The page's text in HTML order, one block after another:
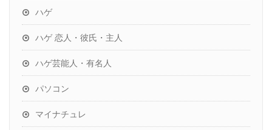
ハゲ
ハゲ 恋人・彼氏・主人
ハゲ芸能人・有名人
パソコン
マイナチュレ